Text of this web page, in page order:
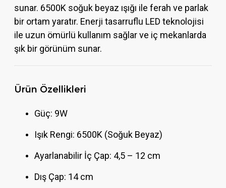
sunar. 6500K soğuk beyaz ışığı ile ferah ve parlak
bir ortam yaratır. Enerji tasarruflu LED teknolojisi
ile uzun ömürlü kullanım sağlar ve iç mekanlarda
şık bir görünüm sunar.
Ürün Özellikleri
Güç: 9W
Işık Rengi: 6500K (Soğuk Beyaz)
Ayarlanabilir İç Çap: 4,5 – 12 cm
Dış Çap: 14 cm